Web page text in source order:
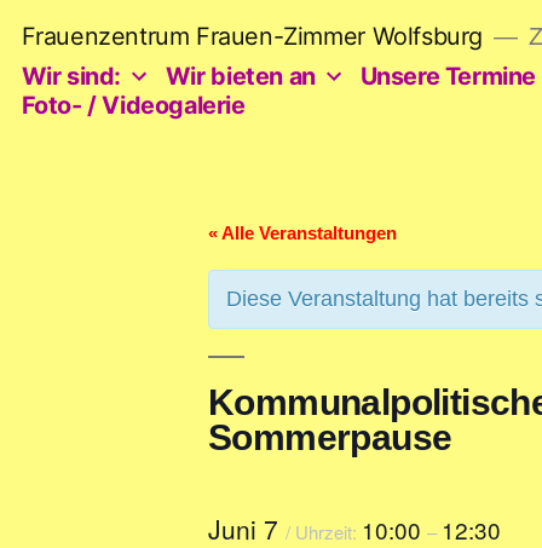
Inhalt
springen
Frauenzentrum Frauen-Zimmer Wolfsburg
Wir sind: Wir bieten an
Unsere
Foto- / Videogalerie
« Alle Veranstaltungen
Diese Veranstaltung hat bereits
Sommerpause
Juni 7 / Uhrzeit: 10:00 – 12:30